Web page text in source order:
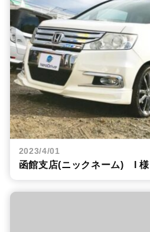
2023/4/01
函館支店(ニックネーム) I 様